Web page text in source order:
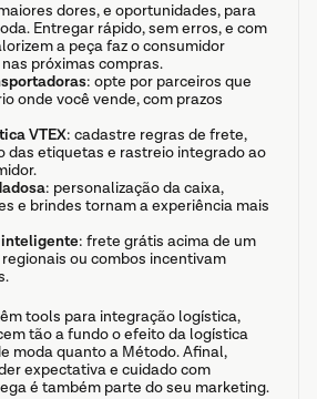
dores, e oportunidades, para
Entregar rápido, sem erros, e com
a peça faz o consumidor
próximas compras.
: opte por parceiros que
onde você vende, com prazos
VTEX: cadastre regras de frete,
das etiquetas e rastreio integrado ao
: personalização da caixa,
e brindes tornam a experiência mais
: frete grátis acima de um
ou combos incentivam
tools para integração logística,
tão a fundo o efeito da logística
moda quanto a Método. Afinal,
expectativa e cuidado com
é também parte do seu marketing.